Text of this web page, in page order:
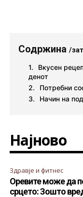
Содржина /
Вкусен
денот
Потребни
Начин на
Најново
Здравје и фитнес
Оревите може да
срцето: Зошто